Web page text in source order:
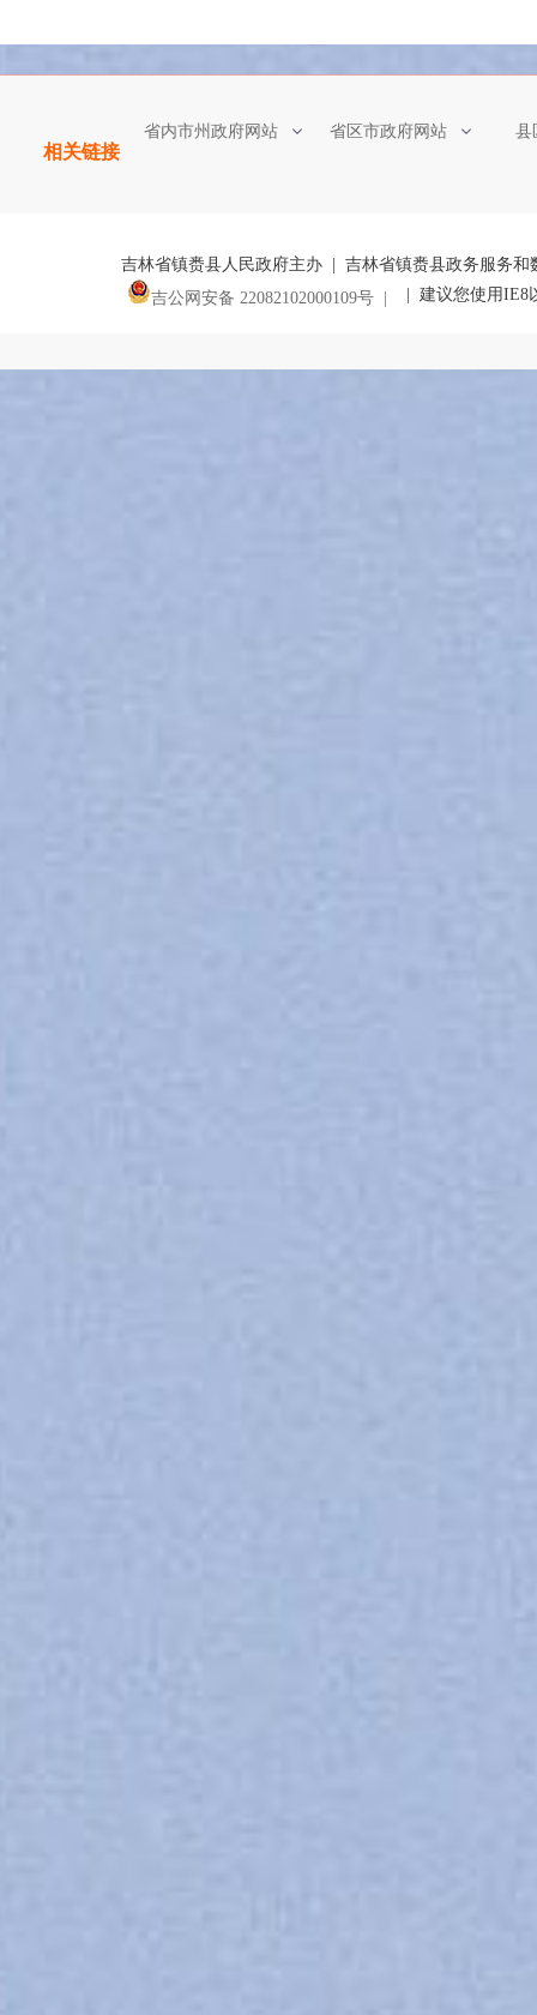
相关链接
省内市州政府网站 省区市政府网站 县
吉林省镇赉县人民政府主办 | 吉林省镇赉县政务服务
吉公网安备 22082102000109号 |
| 建议您使用IE8